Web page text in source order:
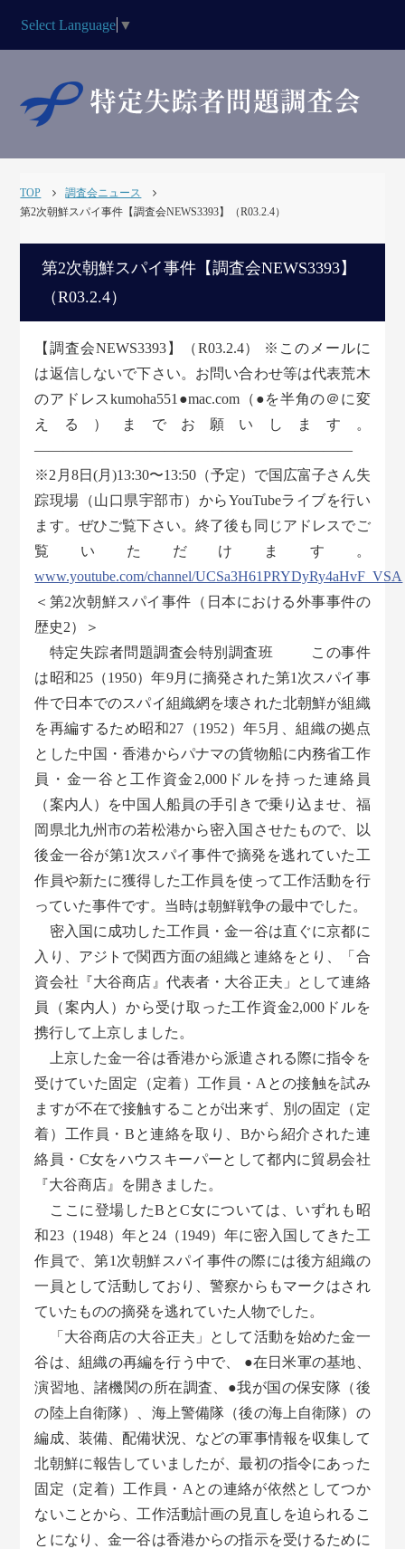
Select Language ▼
TOP
調査会ニュース
第2次朝鮮スパイ事件【調査会NEWS3393】（R03.2.4）
第2次朝鮮スパイ事件【調査会NEWS3393】
（R03.2.4）
【調査会NEWS3393】（R03.2.4） ※このメールに
は返信しないで下さい。お問い合わせ等は代表荒木
のアドレスkumoha551●mac.com（●を半角の＠に変
える）までお願いします。
――――――――――――――――――――――
※2月8日(月)13:30〜13:50（予定）で国広富子さん失
踪現場（山口県宇部市）からYouTubeライブを行い
ます。ぜひご覧下さい。終了後も同じアドレスでご
覧いただけます。
www.youtube.com/channel/UCSa3H61PRYDyRy4aHvF_VSA
＜第2次朝鮮スパイ事件（日本における外事事件の
歴史2）＞
特定失踪者問題調査会特別調査班 この事件
は昭和25（1950）年9月に摘発された第1次スパイ事
件で日本でのスパイ組織網を壊された北朝鮮が組織
を再編するため昭和27（1952）年5月、組織の拠点
とした中国・香港からパナマの貨物船に内務省工作
員・金一谷と工作資金2,000ドルを持った連絡員
（案内人）を中国人船員の手引きで乗り込ませ、福
岡県北九州市の若松港から密入国させたもので、以
後金一谷が第1次スパイ事件で摘発を逃れていた工
作員や新たに獲得した工作員を使って工作活動を行
っていた事件です。当時は朝鮮戦争の最中でした。
密入国に成功した工作員・金一谷は直ぐに京都に
入り、アジトで関西方面の組織と連絡をとり、「合
資会社『大谷商店』代表者・大谷正夫」として連絡
員（案内人）から受け取った工作資金2,000ドルを
携行して上京しました。
上京した金一谷は香港から派遣される際に指令を
受けていた固定（定着）工作員・Aとの接触を試み
ますが不在で接触することが出来ず、別の固定（定
着）工作員・Bと連絡を取り、Bから紹介された連
絡員・C女をハウスキーパーとして都内に貿易会社
『大谷商店』を開きました。
ここに登場したBとC女については、いずれも昭
和23（1948）年と24（1949）年に密入国してきた工
作員で、第1次朝鮮スパイ事件の際には後方組織の
一員として活動しており、警察からもマークはされ
ていたものの摘発を逃れていた人物でした。
「大谷商店の大谷正夫」として活動を始めた金一
谷は、組織の再編を行う中で、 ●在日米軍の基地、
演習地、諸機関の所在調査、●我が国の保安隊（後
の陸上自衛隊）、海上警備隊（後の海上自衛隊）の
編成、装備、配備状況、などの軍事情報を収集して
北朝鮮に報告していましたが、最初の指令にあった
固定（定着）工作員・Aとの連絡が依然としてつか
ないことから、工作活動計画の見直しを迫られるこ
とになり、金一谷は香港からの指示を受けるために